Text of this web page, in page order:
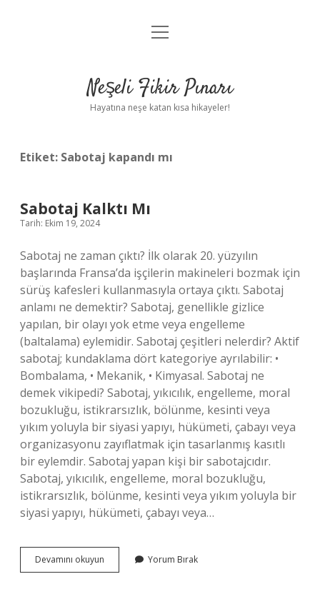
Anasayfa
Yasal Uyarı
menüyü
Neşeli Fikir Pınarı
Hayatına neşe katan kısa hikayeler!
Etiket: Sabotaj kapandı mı
Sabotaj Kalktı Mı
Tarih: Ekim 19, 2024
Sabotaj ne zaman çıktı? İlk olarak 20. yüzyılın
başlarında Fransa’da işçilerin makineleri bozmak için
sürüş kafesleri kullanmasıyla ortaya çıktı. Sabotaj
anlamı ne demektir? Sabotaj, genellikle gizlice
yapılan, bir olayı yok etme veya engelleme
(baltalama) eylemidir. Sabotaj çeşitleri nelerdir? Aktif
sabotaj; kundaklama dört kategoriye ayrılabilir: •
Bombalama, • Mekanik, • Kimyasal. Sabotaj ne
demek vikipedi? Sabotaj, yıkıcılık, engelleme, moral
bozukluğu, istikrarsızlık, bölünme, kesinti veya
yıkım yoluyla bir siyasi yapıyı, hükümeti, çabayı veya
organizasyonu zayıflatmak için tasarlanmış kasıtlı
bir eylemdir. Sabotaj yapan kişi bir sabotajcıdır.
Sabotaj, yıkıcılık, engelleme, moral bozukluğu,
istikrarsızlık, bölünme, kesinti veya yıkım yoluyla bir
siyasi yapıyı, hükümeti, çabayı veya…
Devamını okuyun
Kalktı
Yorum Bırak